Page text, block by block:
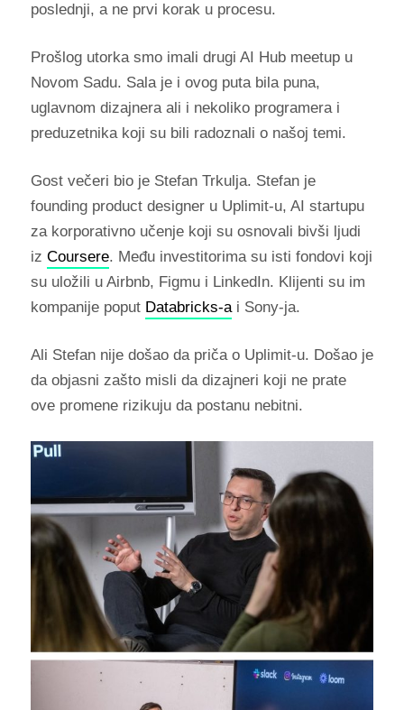
poslednji, a ne prvi korak u procesu.
Prošlog utorka smo imali drugi AI Hub meetup u
Novom Sadu. Sala je i ovog puta bila puna,
uglavnom dizajnera ali i nekoliko programera i
preduzetnika koji su bili radoznali o našoj temi.
Gost večeri bio je Stefan Trkulja. Stefan je
founding product designer u Uplimit-u, AI startupu
za korporativno učenje koji su osnovali bivši ljudi
iz Coursere. Među investitorima su isti fondovi koji
su uložili u Airbnb, Figmu i LinkedIn. Klijenti su im
kompanije poput Databricks-ai Sony-ja.
Ali Stefan nije došao da priča o Uplimit-u. Došao je
da objasni zašto misli da dizajneri koji ne prate
ove promene rizikuju da postanu nebitni.